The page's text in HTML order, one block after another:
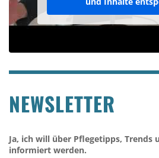
NEWSLETTER
Ja, ich will über Pflegetipps, Trends
informiert werden.